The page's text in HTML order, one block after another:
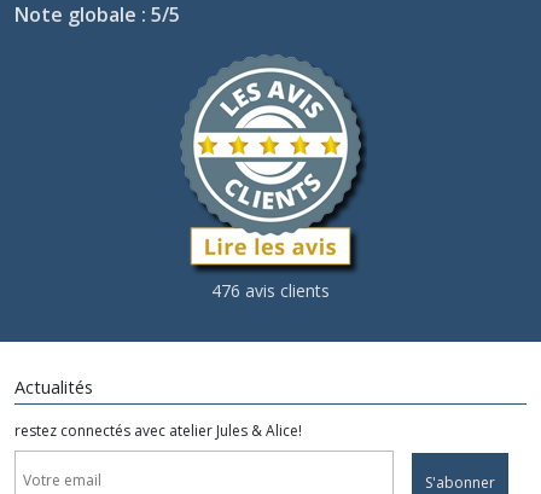
Note globale : 5/5
476 avis clients
Actualités
restez connectés avec atelier Jules & Alice!
S'abonner